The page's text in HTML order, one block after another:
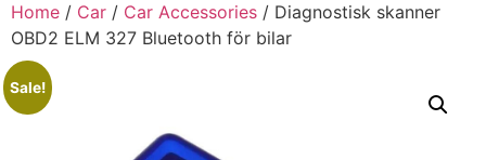
Home / Car / Car Accessories / Diagnostisk skanner
OBD2 ELM 327 Bluetooth för bilar
Sale!